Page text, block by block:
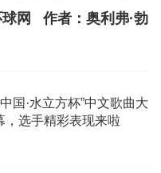
球网 作者：奥利弗·勃
国·水立方杯”中文歌曲大
，选手精彩表现来啦